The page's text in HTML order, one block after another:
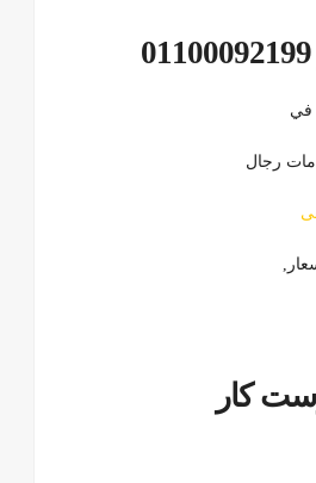
رجال
كار